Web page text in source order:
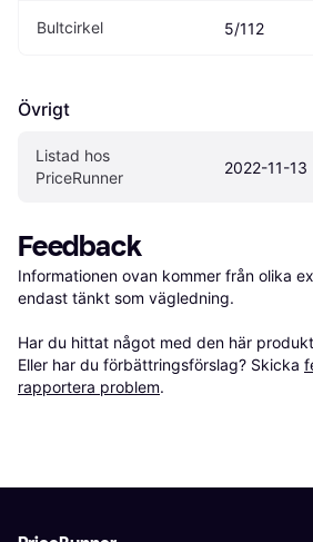
Bultcirkel 5/112
Övrigt
Listad hos
PriceRunner
2022-11-13
Feedback
Informationen ovan kommer från olika
endast tänkt som vägledning.
Har du hittat något med den här
Eller har du förbättringsförslag? Skicka
rapportera problem.